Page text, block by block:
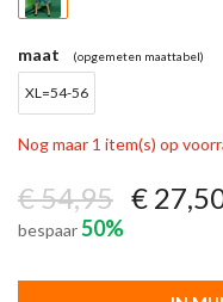
maat (opgemeten maattabel)
XL=54-56
Nog maar 1 item(s) op
€ 54,95 €
bespaar50%